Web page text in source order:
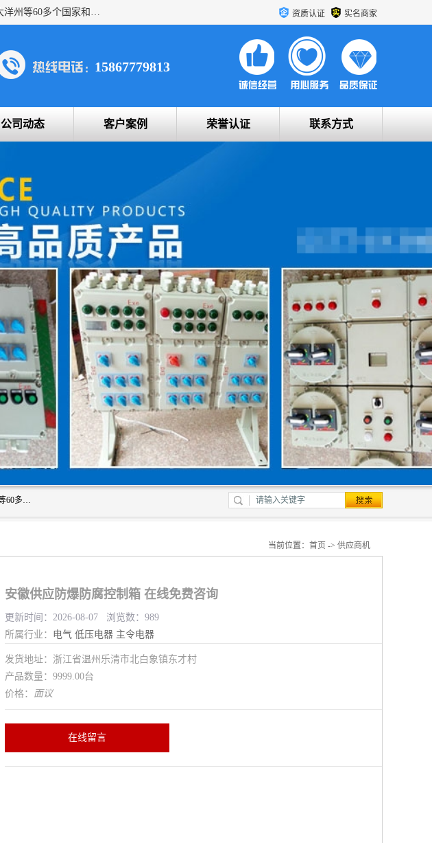
浙创防爆公司产品得到了 国内外广大用户的青眯，销售网络遍布全国各地及远销东南亚，非洲，中东，大洋州等60多个国家和地区，并初步建立起以中国大陆为总部的全球营销体系。 专业生产：防爆电气，BXMD系列防爆照明动力配电箱，BJX防爆接线箱，BKX防爆控制箱，防爆检修电源箱，防爆开关箱，不锈钢防爆箱，201/304/316不锈钢防爆配电箱系列， 防爆防腐系列，防爆防腐操作柱，防爆防腐控制箱 浙创防爆 资质认证 实名商家
15867779813
公司动态 客户案例 荣誉认证 联系方式
浙创防爆公司产品得到了 国内外广大用户的青眯，销售网络遍布全国各地及远销东南亚，非洲，中东，大洋州等60多个国家和地区，并初步建立起以中国大陆为总部的全球营销体系。 专业生产：防爆电气，BXMD系列防爆照明动力配电箱，BJX防爆接线箱，BKX防爆控制箱，防爆检修电源箱，防爆开关箱，不锈钢防爆箱，201/304/316不锈钢防爆配电箱系列， 防爆防腐系列，防爆防腐操作柱，防爆防腐控制箱 浙创防爆
当前位置： 首页 -> 供应商机
安徽供应防爆防腐控制箱 在线免费咨询
更新时间：2026-08-07 浏览数：989
所属行业： 电气 低压电器 主令电器
发货地址：浙江省温州乐清市北白象镇东才村
产品数量：9999.00台
价格： 面议
在线留言